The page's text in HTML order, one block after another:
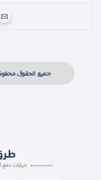
جميع الحقوق محفوظة